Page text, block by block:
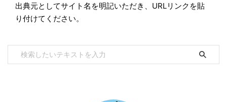
出典元としてサイト名を明記いただき、URLリンクを貼
り付けてください。